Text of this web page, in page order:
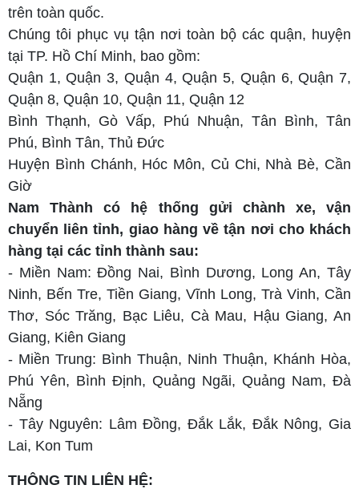
trên toàn quốc.
Chúng tôi phục vụ tận nơi toàn bộ các quận, huyện
tại TP. Hồ Chí Minh, bao gồm:
Quận 1, Quận 3, Quận 4, Quận 5, Quận 6, Quận 7,
Quận 8, Quận 10, Quận 11, Quận 12
Bình Thạnh, Gò Vấp, Phú Nhuận, Tân Bình, Tân
Phú, Bình Tân, Thủ Đức
Huyện Bình Chánh, Hóc Môn, Củ Chi, Nhà Bè, Cần
Giờ
Nam Thành có hệ thống gửi chành xe, vận
chuyển liên tỉnh, giao hàng về tận nơi cho khách
hàng tại các tỉnh thành sau:
- Miền Nam: Đồng Nai, Bình Dương, Long An, Tây
Ninh, Bến Tre, Tiền Giang, Vĩnh Long, Trà Vinh, Cần
Thơ, Sóc Trăng, Bạc Liêu, Cà Mau, Hậu Giang, An
Giang, Kiên Giang
- Miền Trung: Bình Thuận, Ninh Thuận, Khánh Hòa,
Phú Yên, Bình Định, Quảng Ngãi, Quảng Nam, Đà
Nẵng
- Tây Nguyên: Lâm Đồng, Đắk Lắk, Đắk Nông, Gia
Lai, Kon Tum
THÔNG TIN LIÊN HỆ: